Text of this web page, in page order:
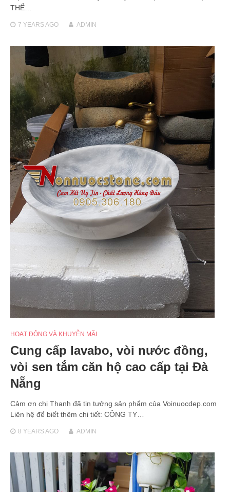
THỂ…
7 YEARSAGO ADMIN
HOẠT ĐỘNG VÀ KHUYỄN MÃI
Cung cấp lavabo, vòi nước đồng,
vòi sen tắm căn hộ cao cấp tại Đà
Nẵng
Cảm ơn chị Thanh đã tin tưởng sản phẩm của Voinuocdep.com
Liên hệ để biết thêm chi tiết: CÔNG TY…
8 YEARSAGO ADMIN